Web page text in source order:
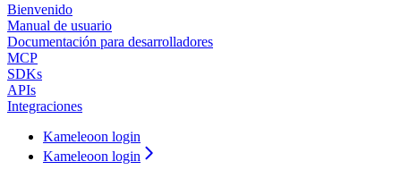
Bienvenido
Manual de usuario
Documentación para desarrolladores
MCP
SDKs
APIs
Integraciones
Kameleoon login
Kameleoon login